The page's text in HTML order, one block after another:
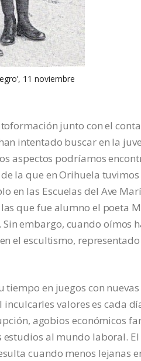
11 noviembre
junto con el
intentado buscar en la
aspectos podríamos
la que en Orihuela
en las Escuelas del Ave
que fue alumno el poeta
embargo, cuando oímos
el escultismo,
tiempo en juegos con nuevas
valores es cada
agobios económicos
al mundo laboral.
cuando menos lejanas